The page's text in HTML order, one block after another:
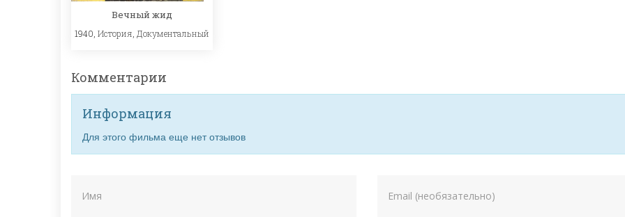
Вечный жид
1940, История, Документальный
Комментарии
Информация
Для этого фильма еще нет отзывов